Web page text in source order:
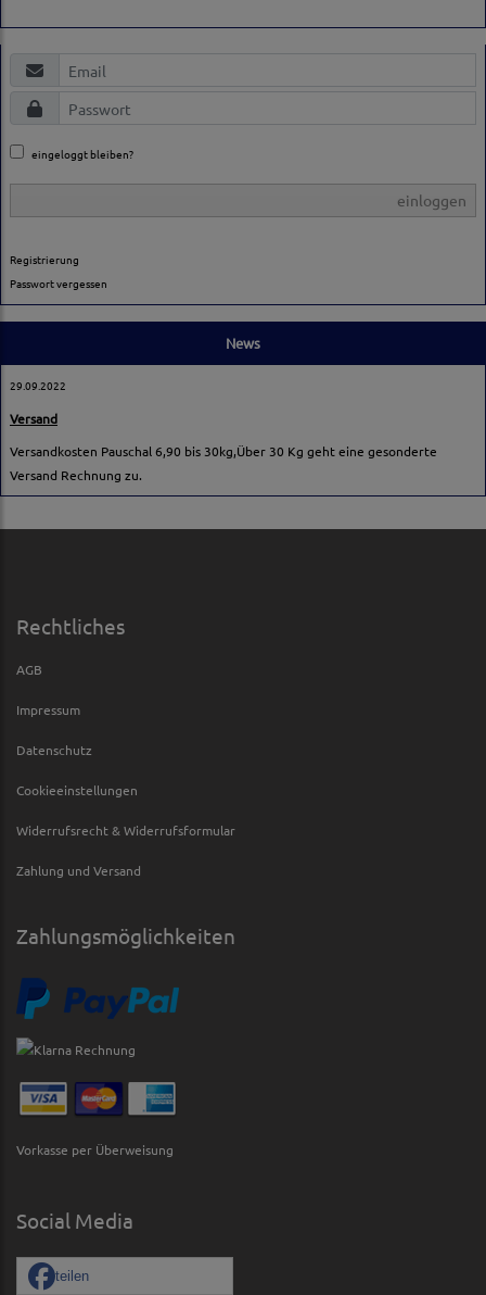
eingeloggt bleiben?
einloggen
Registrierung
Passwort vergessen
News
29.09.2022
Versand
Versandkosten Pauschal 6,90 bis 30kg,Über 30 Kg geht eine gesonderte
Versand Rechnung zu.
Rechtliches
AGB
Impressum
Datenschutz
Cookieeinstellungen
Widerrufsrecht & Widerrufsformular
Zahlung und Versand
Zahlungsmöglichkeiten
Vorkasse per Überweisung
Social Media
teilen